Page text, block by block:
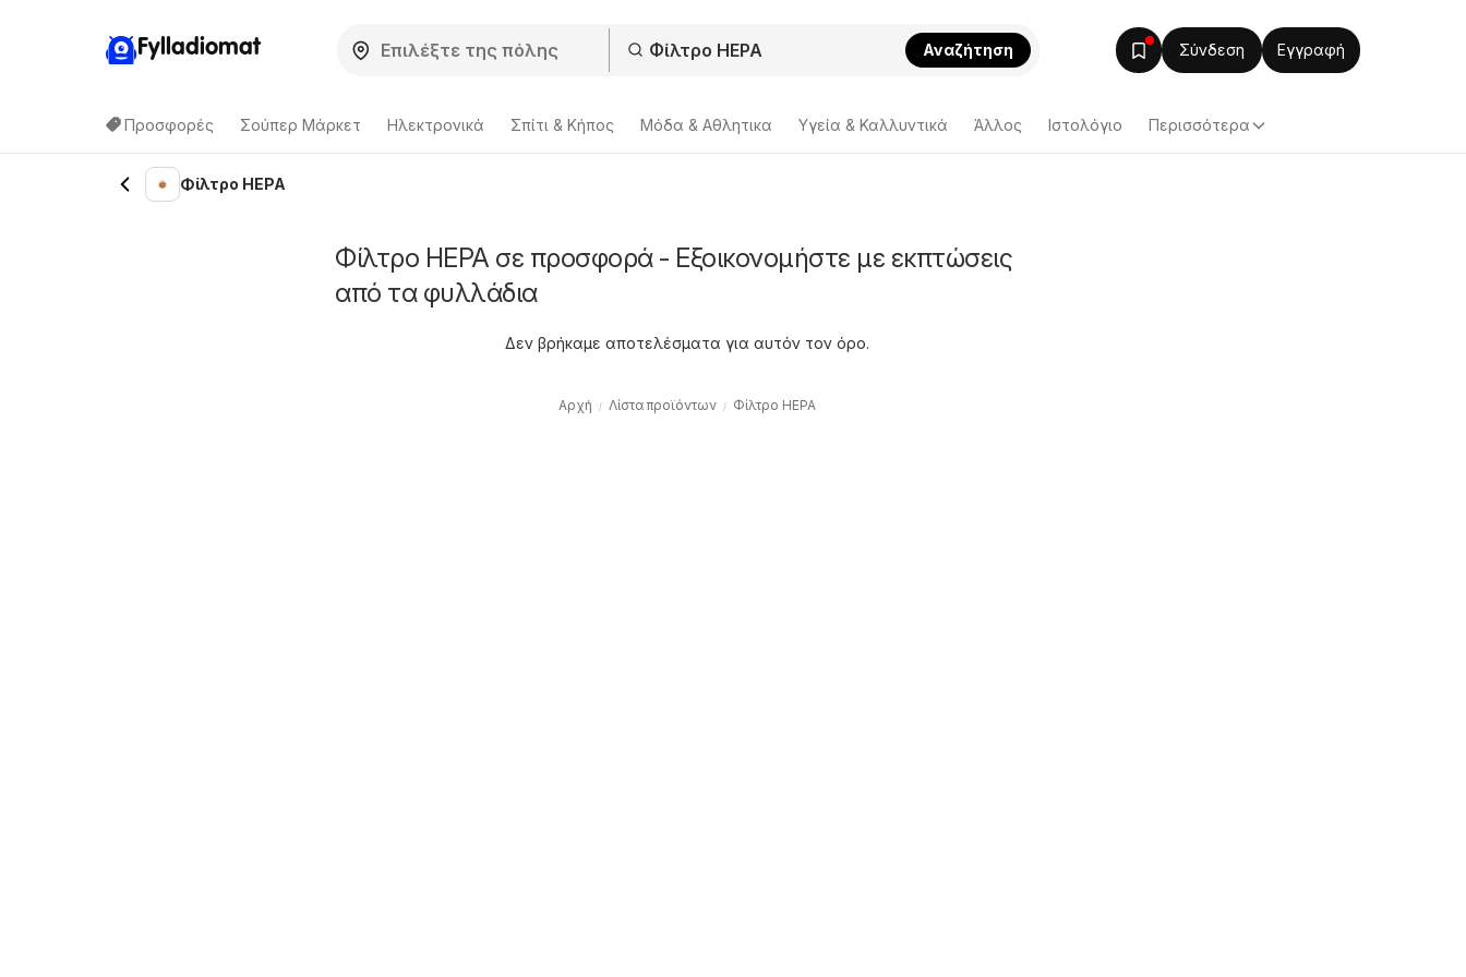
Fylladiomat Αναζήτηση Σύνδεση Εγγραφή
Προσφορές Σούπερ Μάρκετ Hλεκτρονικά Σπίτι & Κήπος Μόδα & Aθλητικα Υγεία & Καλλυντικά Άλλος Ιστολόγιο Περισσότερα
Φίλτρο HEPA
Φίλτρο HEPA σε προσφορά - Εξοικονομήστε με εκπτώσεις
από τα φυλλάδια
Δεν βρήκαμε αποτελέσματα για αυτόν τον όρο.
Αρχή Λίστα προϊόντων Φίλτρο HEPA